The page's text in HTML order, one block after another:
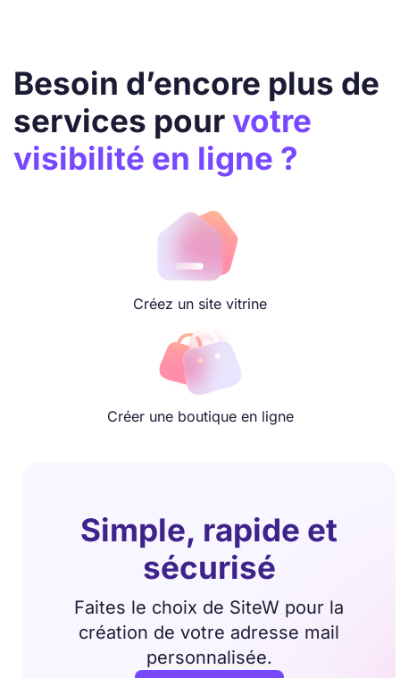
Besoin d’encore plus de
services pourvotre
visibilité en ligne ?
Créez un site vitrine
Créer une boutique en ligne
Simple, rapide et
sécurisé
Faites le choix de SiteW pour la
création de votre adresse mail
personnalisée.